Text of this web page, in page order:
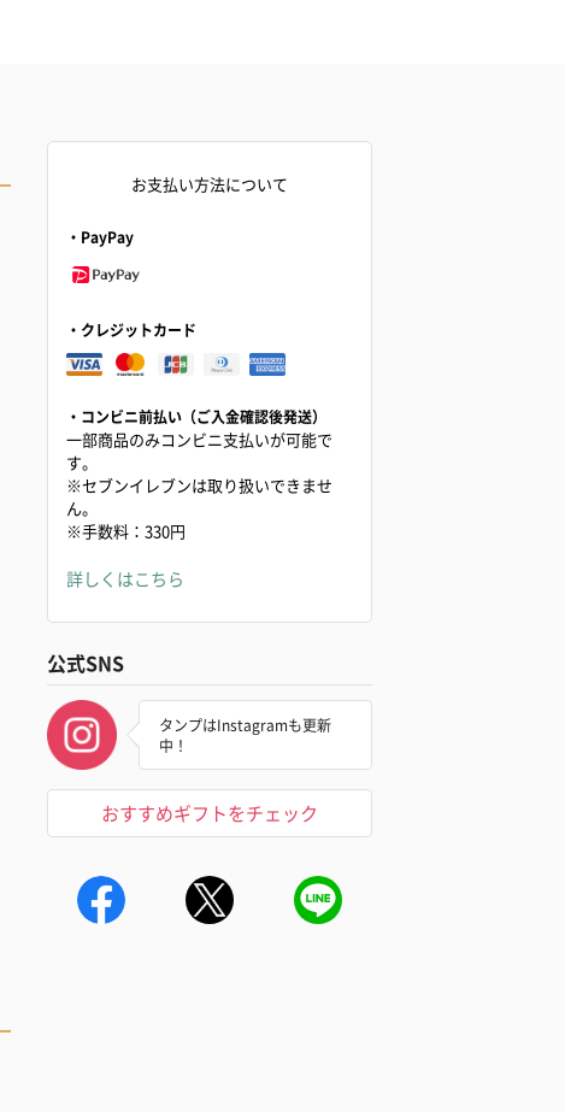
お支払い方法について
・PayPay
・クレジットカード
・コンビニ前払い（ご入金確認後発送）
一部商品のみコンビニ支払いが可能で
す。
※セブンイレブンは取り扱いできませ
ん。
※手数料：330円
詳しくはこちら
公式SNS
タンプはInstagramも更新
中！
おすすめギフトをチェック